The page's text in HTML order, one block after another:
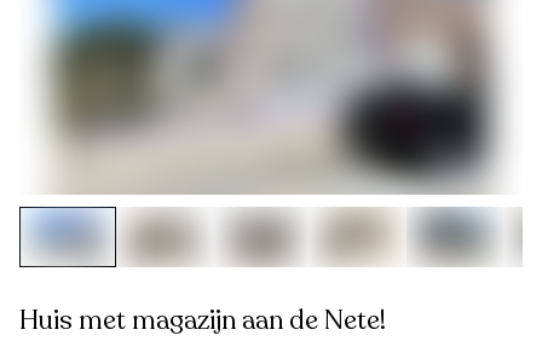
Huis met magazijn aan de Nete!